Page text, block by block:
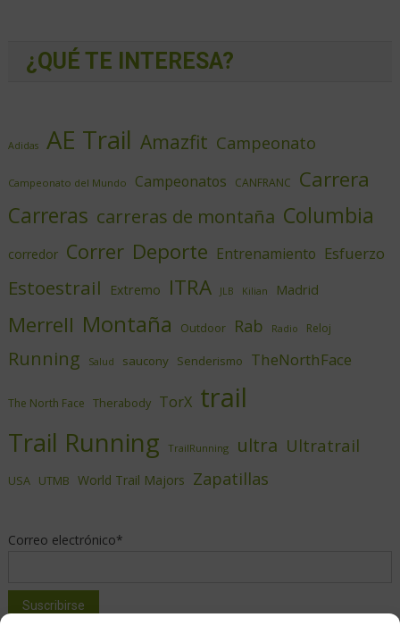
¿QUÉ TE INTERESA?
Adidas AE Trail Amazfit Campeonato
Campeonato del Mundo Campeonatos CANFRANC
Carrera
Carreras carreras de montaña Columbia
corredor Correr Deporte Entrenamiento Esfuerzo
Estoestrail Extremo ITRA JLB Kilian Madrid
Merrell Montaña Outdoor Rab Radio Reloj
Running Salud saucony Senderismo TheNorthFace
The North Face Therabody TorX trail
Trail Running TrailRunning ultra Ultratrail
USA UTMB World Trail Majors Zapatillas
Correo electrónico*